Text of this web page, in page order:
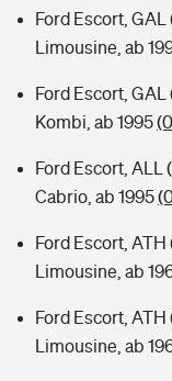
Ford Escort, GAL
Limousine, ab
Ford Escort, GAL
Kombi, ab 1995
Ford Escort, ALL
Cabrio, ab 1995
Ford Escort, ATH
Limousine, ab
Ford Escort, ATH
Limousine, ab